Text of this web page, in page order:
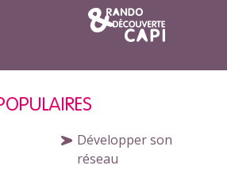
Développer son
réseau